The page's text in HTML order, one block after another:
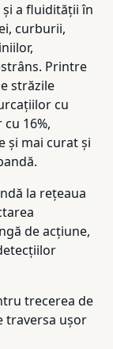
a fluidității în
curburii,
Printre
străzile
cu
16%,
și mai curat și
la rețeaua
de acțiune,
trecerea de
traversa ușor